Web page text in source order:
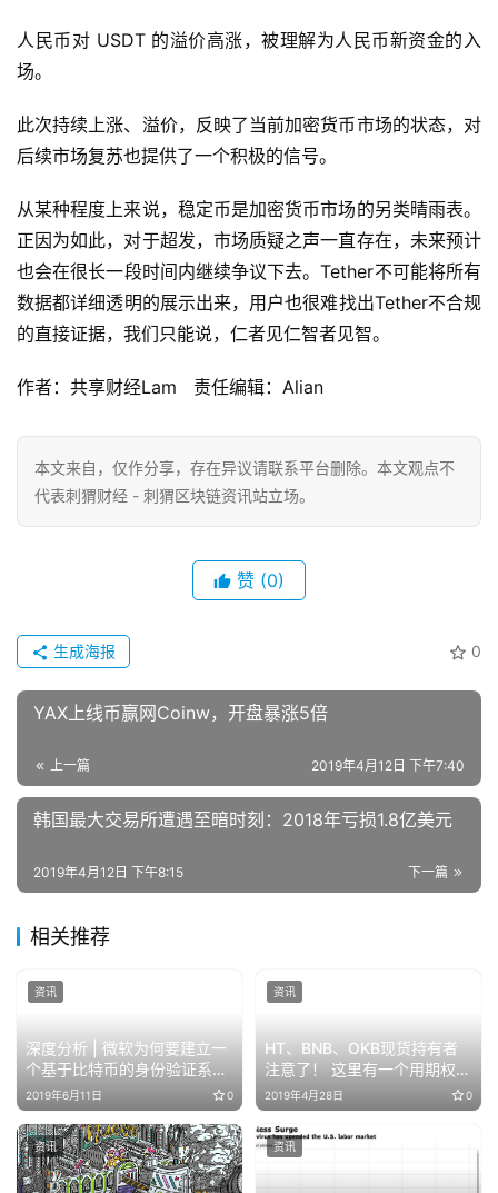
人民币对 USDT 的溢价高涨，被理解为人民币新资金的入
场。
此次持续上涨、溢价，反映了当前加密货币市场的状态，对
后续市场复苏也提供了一个积极的信号。
从某种程度上来说，稳定币是加密货币市场的另类晴雨表。
正因为如此，对于超发，市场质疑之声一直存在，未来预计
也会在很长一段时间内继续争议下去。Tether不可能将所有
数据都详细透明的展示出来，用户也很难找出Tether不合规
的直接证据，我们只能说，仁者见仁智者见智。
作者：共享财经Lam 责任编辑：Alian
本文来自 ，仅作分享，存在异议请联系平台删除。本文观点不
代表刺猬财经 - 刺猬区块链资讯站立场。
赞 (0)
0
生成海报
YAX上线币赢网Coinw，开盘暴涨5倍
上一篇 2019年4月12日 下午7:40
韩国最大交易所遭遇至暗时刻：2018年亏损1.8亿美元
下一篇
2019年4月12日 下午8:15
相关推荐
深度分析 | 微软为何要建立一
个基于比特币的身份验证系
统？
2019年6月11日 0
资讯
HT、BNB、OKB现货持有者
注意了！ 这里有一个用期权低
风险套利10%的机会
2019年4月28日 0
资讯
资讯 资讯